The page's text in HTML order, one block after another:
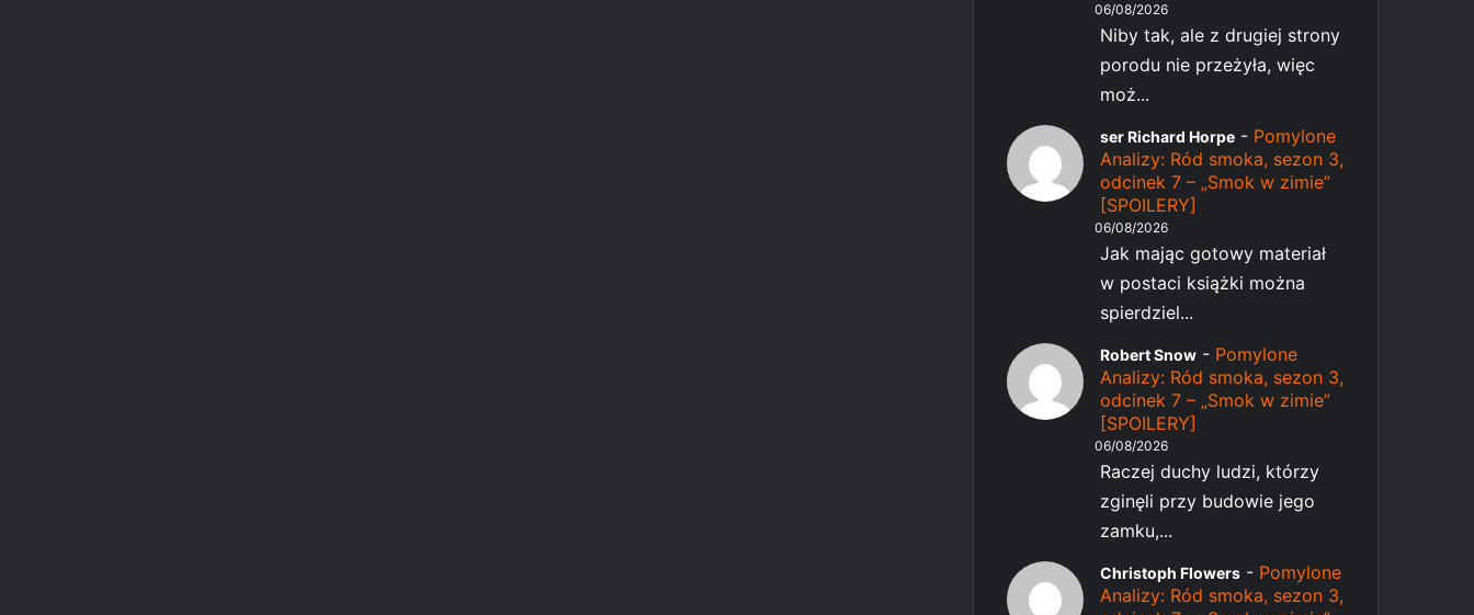
06/08/2026
Niby tak, ale z drugiej strony
porodu nie przeżyła, więc
moż...
ser Richard Horpe - Pomylone
Analizy: Ród smoka, sezon 3,
odcinek 7 – „Smok w zimie”
[SPOILERY]
06/08/2026
Jak mając gotowy materiał
w postaci książki można
spierdziel...
Robert Snow - Pomylone
Analizy: Ród smoka, sezon 3,
odcinek 7 – „Smok w zimie”
[SPOILERY]
06/08/2026
Raczej duchy ludzi, którzy
zginęli przy budowie jego
zamku,...
Christoph Flowers - Pomylone
Analizy: Ród smoka, sezon 3,